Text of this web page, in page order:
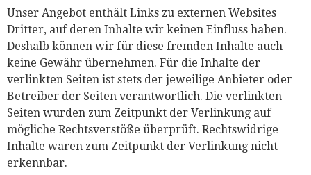
Unser Angebot enthält Links zu externen Websites
Dritter, auf deren Inhalte wir keinen Einfluss haben.
Deshalb können wir für diese fremden Inhalte auch
keine Gewähr übernehmen. Für die Inhalte der
verlinkten Seiten ist stets der jeweilige Anbieter oder
Betreiber der Seiten verantwortlich. Die verlinkten
Seiten wurden zum Zeitpunkt der Verlinkung auf
mögliche Rechtsverstöße überprüft. Rechtswidrige
Inhalte waren zum Zeitpunkt der Verlinkung nicht
erkennbar.